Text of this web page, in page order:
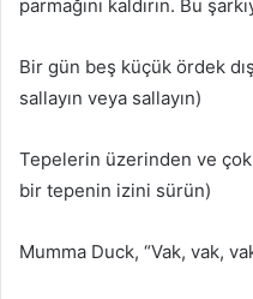
parmağını kaldırın. Bu
Bir gün beş küçük ördek
sallayın veya sallayın)
Tepelerin üzerinden ve çok
bir tepenin izini sürün)
Mumma Duck, “Vak, vak,